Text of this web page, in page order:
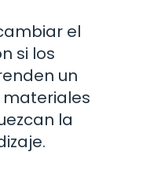
el
si los
un
la